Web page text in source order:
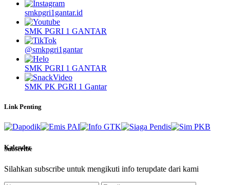
smkpgri1gantar.id
SMK PGRI 1 GANTAR
@smkpgri1gantar
SMK PGRI 1 GANTAR
SMK PK PGRI 1 Gantar
Link Penting
Kalender
Subscribe
Silahkan subscribe untuk mengikuti info terupdate dari kami